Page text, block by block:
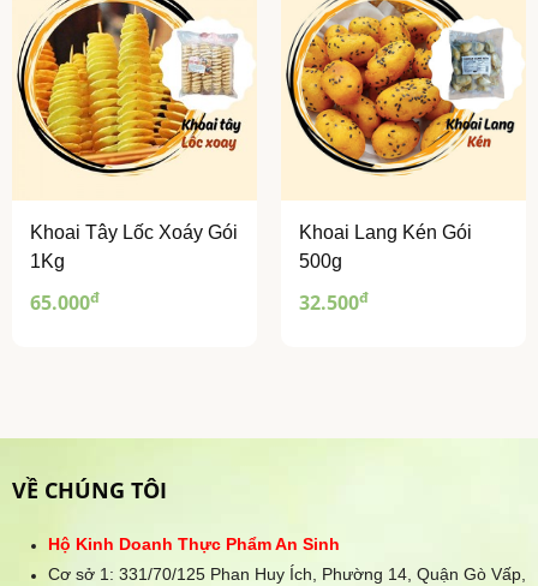
Khoai Tây Lốc Xoáy Gói
1Kg
65.000đ
Khoai Lang Kén Gói
500g
32.500đ
VỀ CHÚNG TÔI
Hộ Kinh Doanh Thực Phẩm An Sinh
Cơ sở 1: 331/70/125 Phan Huy Ích, Phường 14, Quận Gò Vấp,